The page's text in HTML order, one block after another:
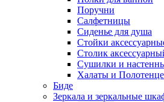
Поручни
Салфетницы
Сиденье для душа
Стойки
Столик
Сушилки и
Халаты и Полотенце
Биде
Зеркала и зеркальные